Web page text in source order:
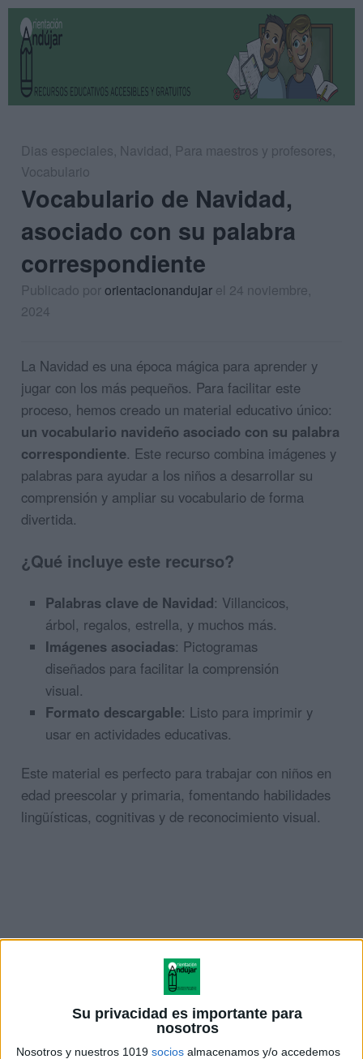
Su privacidad es importante para
nosotros
Nosotros y nuestros 1019 socios almacenamos y/o accedemos
Dias especiales, Navidad, Para maestros y profesores,
Vocabulario
Vocabulario de Navidad,
asociado con su palabra
correspondiente
Publicado pororientacionandujar el 24 noviembre,
2024
La Navidad es una época mágica para aprender y
jugar con los más pequeños. Para facilitar este
proceso, hemos creado un material educativo único:
un vocabulario navideño asociado con su palabra
correspondiente. Este recurso combina imágenes y
palabras para ayudar a los niños a desarrollar su
comprensión y ampliar su vocabulario de forma
divertida.
¿Qué incluye este recurso?
Palabras clave de Navidad: Villancicos,
árbol, regalos, estrella, y muchos más.
Imágenes asociadas: Pictogramas
diseñados para facilitar la comprensión
visual.
Formato descargable: Listo para imprimir y
usar en actividades educativas.
Este material es perfecto para trabajar con niños en
edad preescolar y primaria, fomentando habilidades
lingüísticas, cognitivas y de reconocimiento visual.